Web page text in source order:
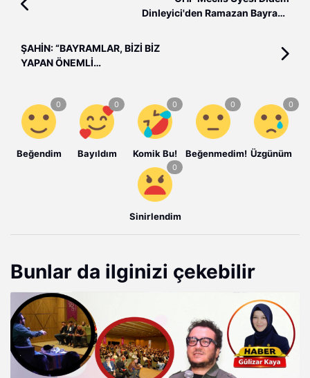
Dinleyici'den Ramazan Bayramı
ŞAHİN: “BAYRAMLAR, BİZİ BİZ
YAPAN ÖNEMLİ
Beğendim Bayıldım Komik Bu! Beğenmedim! Üzgünüm
Sinirlendim
Bunlar da ilginizi çekebilir